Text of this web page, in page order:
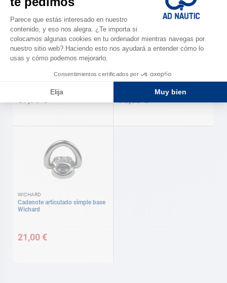
ANTAL
WICHARD
Cadenote articulado simple base
Wichard
21,00 €